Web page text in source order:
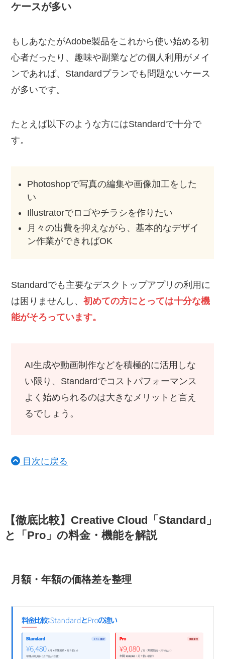
ケースが多い
もしあなたがAdobe製品をこれから使い始める初
心者だったり、趣味や副業などの個人利用がメイ
ンであれば、Standardプランでも問題ないケース
が多いです。
たとえば以下のような方にはStandardで十分で
す。
Photoshopで写真の編集や画像加工をした
い
Illustratorでロゴやチラシを作りたい
月々の出費を抑えながら、基本的なデザイ
ン作業ができればOK
Standardでも主要なデスクトップアプリの利用に
は困りませんし、初めての方にとっては十分な機
能がそろっています。
AI生成や動画制作などを積極的に活用しな
い限り、Standardでコストパフォーマンス
よく始められるのは大きなメリットと言え
るでしょう。
目次に戻る
【徹底比較】Creative Cloud「Standard」
と「Pro」の料金・機能を解説
月額・年額の価格差を整理